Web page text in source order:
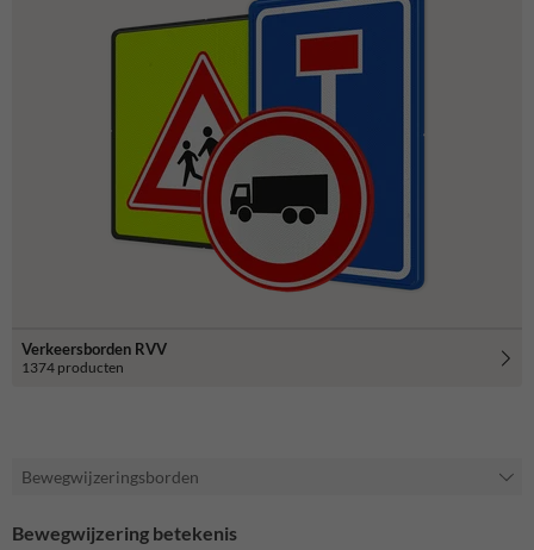
Verkeersborden RVV
1374 producten
Bewegwijzeringsborden
Bewegwijzering betekenis